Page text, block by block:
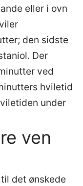
eller i ovn
den sidste
Der
ved
hviletid
under
ven
det ønskede